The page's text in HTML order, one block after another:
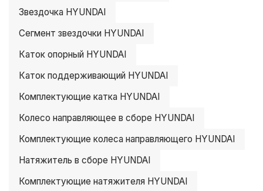
Звездочка HYUNDAI
Сегмент звездочки HYUNDAI
Каток опорный HYUNDAI
Каток поддерживающий HYUNDAI
Комплектующие катка HYUNDAI
Колесо направляющее в сборе HYUNDAI
Комплектующие колеса направляющего HYUNDAI
Натяжитель в сборе HYUNDAI
Комплектующие натяжителя HYUNDAI